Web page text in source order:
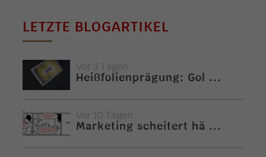
LETZTE BLOGARTIKEL
Vor 3 Tagen
Heißfolienprägung: Gol ...
Vor 10 Tagen
Marketing scheitert hä ...